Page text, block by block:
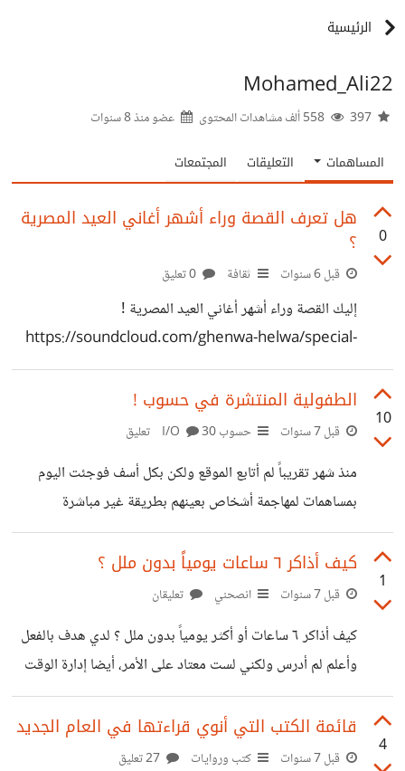
الرئيسية
Mohamed_Ali22
عضو منذ8 سنوات
المساهمات التعليقات المجتمعات
0
هل تعرف القصة وراء أشهر أغاني العيد المصرية
؟
قبل 6 سنوات ثقافة
إليك القصة وراء أشهر أغاني العيد المصرية !
https://soundcloud.com/ghenwa-helwa/special-
episode
10
الطفولية المنتشرة في حسوب !
قبل 7 سنوات حسوب I/O30 تعليق
منذ شهر تقريباً لم أتابع الموقع ولكن بكل أسف فوجئت اليوم
بمساهمات لمهاجمة أشخاص بعينهم بطريقة غير مباشرة
ومناقشات يتم إدخال الشخصنه فيها كثيراً, وأشخاص يعرضون
آرائهم كأنها قرآن منزل من عند الله لا يقبل الشك, وهناك من
يهاجم المساهمة لأن فلان هو من كتبها ! ما الذي يحدث هنا ؟!
منذ ثلاث سنوات كان يتوجد هنا المسلم والملحد والمسيحي
واليهودي واللاديني وكان الوضع أفضل من الان والنقاشات أفضل
وتقبل الآراء المخالفة والسلام والصداقة ومناقشة الافكار فقط
الافكار, حالياً أكثر
1
كيف أذاكر ٦ ساعات يومياً بدون ملل ؟
قبل 7 سنوات انصحني تعليقان
كيف أذاكر ٦ ساعات أو أكثر يومياً بدون ملل ؟ لدي هدف بالفعل
وأعلم لم أدرس ولكني لست معتاد على الأمر، أيضا إدارة الوقت
ليست مشكلة بالنسبة لي مشكلتي هل التحفيز. أي نصائح ؟
4
قائمة الكتب التي أنوي قراءتها في العام الجديد
قبل 7 سنوات كتب وروايات